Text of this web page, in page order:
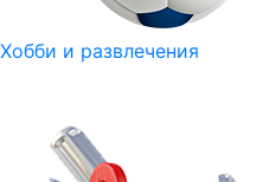
Хобби и развлечения